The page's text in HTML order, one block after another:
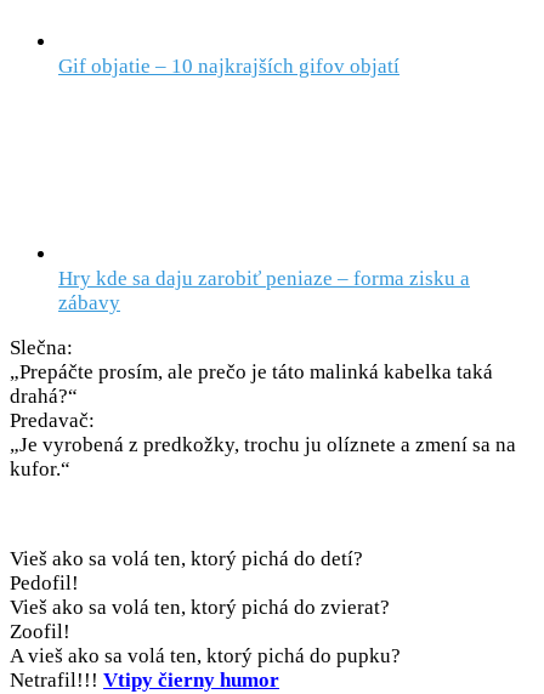
Gif objatie – 10 najkrajších gifov objatí
Hry kde sa daju zarobiť peniaze – forma zisku a
zábavy
Slečna:
„Prepáčte prosím, ale prečo je táto malinká kabelka taká
drahá?“
Predavač:
„Je vyrobená z predkožky, trochu ju olíznete a zmení sa na
kufor.“
Vieš ako sa volá ten, ktorý pichá do detí?
Pedofil!
Vieš ako sa volá ten, ktorý pichá do zvierat?
Zoofil!
A vieš ako sa volá ten, ktorý pichá do pupku?
Netrafil!!! Vtipy čierny humor